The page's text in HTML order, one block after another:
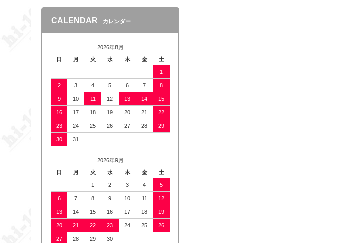
CALENDAR カレンダー
2026年8月
日
月 火 水 木 金 土
1
2 3 4 5 6 7 8
9 10 11 12 13 14 15
16 17 18 19 20 21 22
23 24 25 26 27 28 29
30 31
2026年9月
日
月 火 水 木 金 土
1 2 3 4 5
6 7 8 9 10 11 12
13 14 15 16 17 18 19
20 21 22 23 24 25 26
27 28 29 30